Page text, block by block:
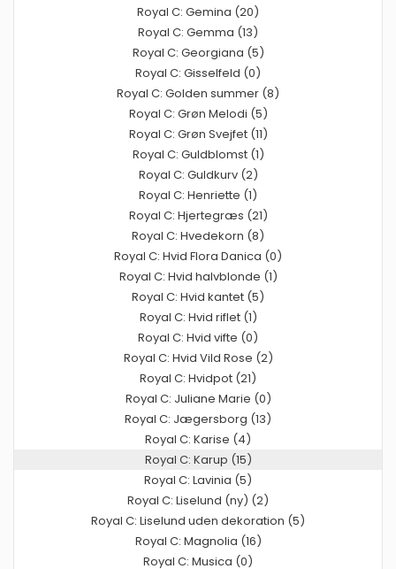
Royal C: Gemina (20)
Royal C: Gemma (13)
Royal C: Georgiana (5)
Royal C: Gisselfeld (0)
Royal C: Golden summer (8)
Royal C: Grøn Melodi (5)
Royal C: Grøn Svejfet (11)
Royal C: Guldblomst (1)
Royal C: Guldkurv (2)
Royal C: Henriette (1)
Royal C: Hjertegræs (21)
Royal C: Hvedekorn (8)
Royal C: Hvid Flora Danica (0)
Royal C: Hvid halvblonde (1)
Royal C: Hvid kantet (5)
Royal C: Hvid riflet (1)
Royal C: Hvid vifte (0)
Royal C: Hvid Vild Rose (2)
Royal C: Hvidpot (21)
Royal C: Juliane Marie (0)
Royal C: Jægersborg (13)
Royal C: Karise (4)
Royal C: Karup (15)
Royal C: Lavinia (5)
Royal C: Liselund (ny) (2)
Royal C: Liselund uden dekoration (5)
Royal C: Magnolia (16)
Royal C: Musica (0)